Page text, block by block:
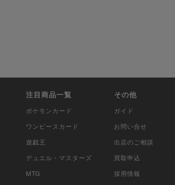
注目商品一覧
ポケモンカード
ワンピースカード
遊戯王
デュエル・マスターズ
MTG
その他
ガイド
お問い合せ
出店のご相談
買取申込
採用情報